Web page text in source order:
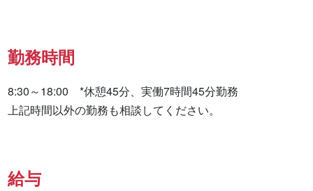
勤務時間
8:30～18:00　*休憩45分、実働7時間45分勤務
上記時間以外の勤務も相談してください。
給与